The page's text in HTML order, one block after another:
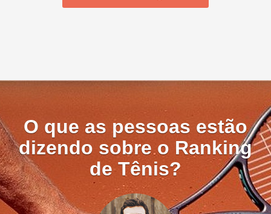
O que as pessoas estão
dizendo sobre o Ranking
de Tênis?